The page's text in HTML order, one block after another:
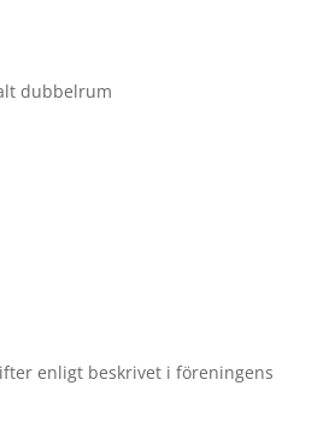
dubbelrum
enligt beskrivet i föreningens